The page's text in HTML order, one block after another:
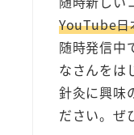
YouTube日
随時発信中
なさんをは
針灸に興味
ださい。ぜ